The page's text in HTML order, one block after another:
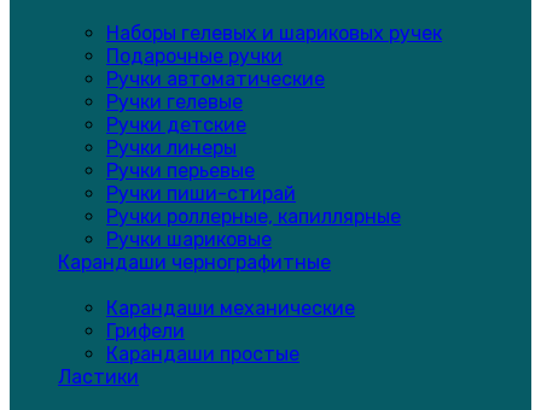
Наборы гелевых и шариковых ручек
Подарочные ручки
Ручки автоматические
Ручки гелевые
Ручки детские
Ручки линеры
Ручки перьевые
Ручки пиши-стирай
Ручки роллерные, капиллярные
Ручки шариковые
Карандаши чернографитные
Карандаши механические
Грифели
Карандаши простые
Ластики